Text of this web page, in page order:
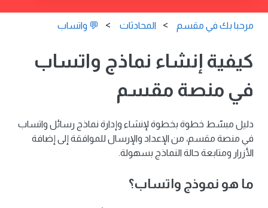
مرحبا بك في مقسم المحادثات 💬 واتساب
كيفية إنشاء نماذج واتساب
في منصة مقسم
دليل مبسّط خطوة بخطوة لإنشاء وإدارة نماذج رسائل واتساب
في منصة مقسم، من الإعداد والإرسال للموافقة إلى إضافة
الأزرار ومتابعة حالة النماذج بسهولة.
ما هو نموذج واتساب؟